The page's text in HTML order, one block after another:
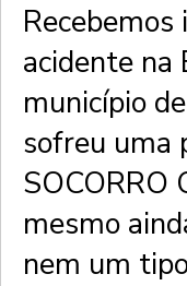
acidente
município
sofreu uma
SOCORRO
mesmo
nem um